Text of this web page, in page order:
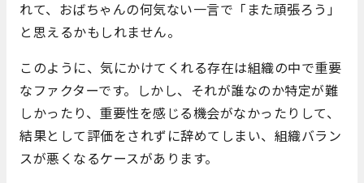
れて、おばちゃんの何気ない一言で「また頑張ろう」
と思えるかもしれません。
このように、気にかけてくれる存在は組織の中で重要
なファクターです。しかし、それが誰なのか特定が難
しかったり、重要性を感じる機会がなかったりして、
結果として評価をされずに辞めてしまい、組織バラン
スが悪くなるケースがあります。